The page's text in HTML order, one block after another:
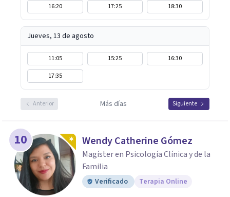
16:20
17:25 18:30
Jueves, 13 de agosto
11:05 15:25
16:30
17:35
Anterior Más días Siguiente
10 Wendy Catherine Gómez
Magíster en Psicología Clínica y de la
Familia
Verificado Terapia Online